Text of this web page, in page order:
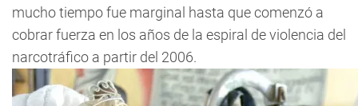
mucho tiempo fue marginal hasta que comenzó a
cobrar fuerza en los años de la espiral de violencia del
narcotráfico a partir del 2006.